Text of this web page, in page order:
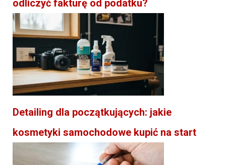
odliczyć fakturę od podatku?
Detailing dla początkujących: jakie
kosmetyki samochodowe kupić na start